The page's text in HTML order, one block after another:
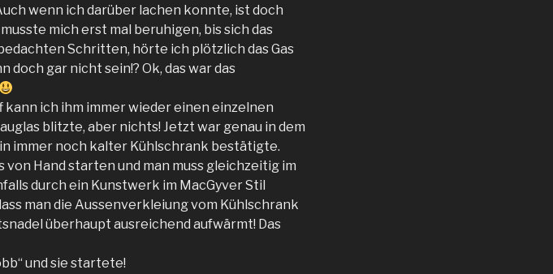
wenn ich darüber lachen konnte, ist doch
mich erst mal beruhigen, bis sich das
Schritten, hörte ich plötzlich das Gas
doch gar nicht sein!? Ok, das war das
ich ihm immer wieder einen einzelnen
blitzte, aber nichts! Jetzt war genau in dem
immer noch kalter Kühlschrank bestätigte.
von Hand starten und man muss gleichzeitig im
durch ein Kunstwerk im MacGyver Stil
man die Aussenverkleiung vom Kühlschrank
überhaupt ausreichend aufwärmt! Das
und sie startete!